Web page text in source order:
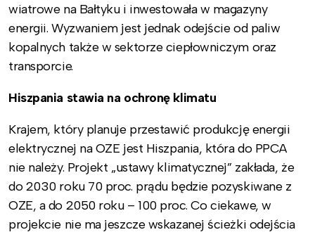
wiatrowe na Bałtyku i inwestowała w magazyny
energii. Wyzwaniem jest jednak odejście od paliw
kopalnych także w sektorze ciepłowniczym oraz
transporcie.
Hiszpania stawia na ochronę klimatu
Krajem, który planuje przestawić produkcję energii
elektrycznej na OZE jest Hiszpania, która do PPCA
nie należy. Projekt „ustawy klimatycznej” zakłada, że
do 2030 roku 70 proc. prądu będzie pozyskiwane z
OZE, a do 2050 roku – 100 proc. Co ciekawe, w
projekcie nie ma jeszcze wskazanej ścieżki odejścia